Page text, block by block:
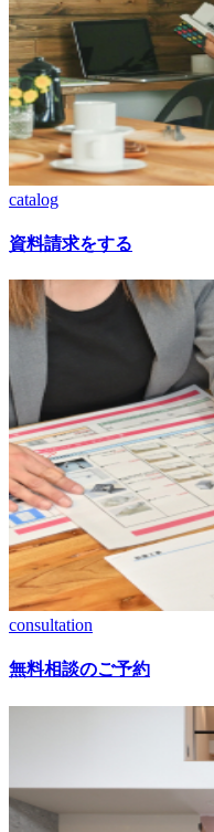
catalog
資料請求をする
consultation
無料相談のご予約